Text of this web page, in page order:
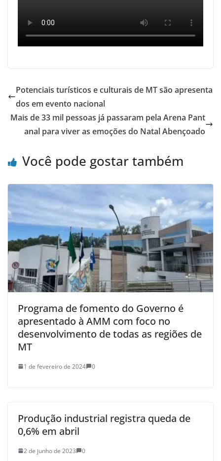
Potenciais turísticos e culturais de MT são apresenta
dos em evento nacional
Mais de 33 mil pessoas já passaram pela Arena Pant
anal para viver as emoções do Natal Abençoado
Você pode gostar também
Programa de fomento do Governo é
apresentado à AMM com foco no
desenvolvimento de todas as regiões de
MT
1 de fevereiro de 2024 0
Produção industrial registra queda de
0,6% em abril
2 de junho de 2023 0